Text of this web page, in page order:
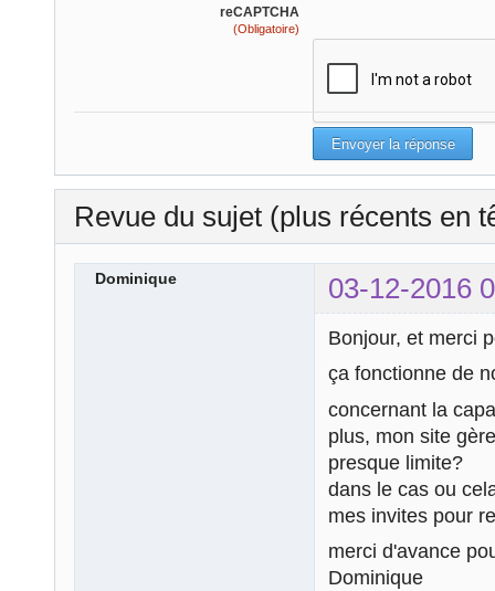
reCAPTCHA
(Obligatoire)
Revue du sujet (plus récents en
Dominique 03-12-2016
Bonjour, et merci
ça fonctionne de
concernant la
plus, mon site
presque limite?
dans le cas ou
mes invites pour
merci d'avance
Dominique